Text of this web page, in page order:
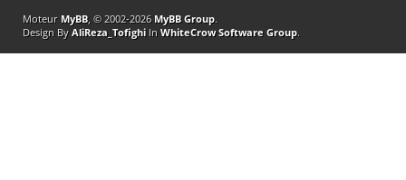
Moteur MyBB, © 2002-2026 MyBB Group.
Design By AliReza_TofighiIn WhiteCrow Software Group.